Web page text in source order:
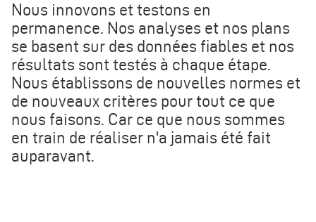
Nous innovons et testons en
permanence. Nos analyses et nos plans
se basent sur des données fiables et nos
résultats sont testés à chaque étape.
Nous établissons de nouvelles normes et
de nouveaux critères pour tout ce que
nous faisons. Car ce que nous sommes
en train de réaliser n'a jamais été fait
auparavant.